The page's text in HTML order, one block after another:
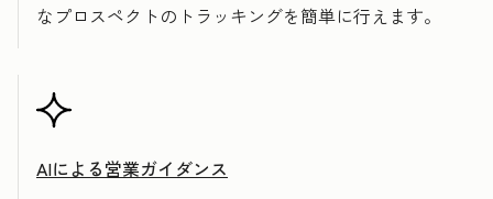
なプロスペクトのトラッキングを簡単に行えます。
AIによる営業ガイダンス